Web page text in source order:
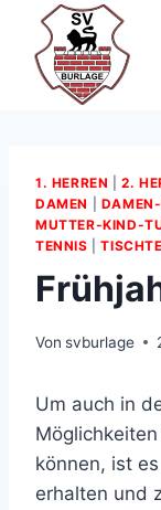
Inhalt
springen
1. HERREN |2.
DAMEN
MUTTER­-KIND­-
TENNIS |
Von svburlage
Um auch in
können, ist
erhalten und